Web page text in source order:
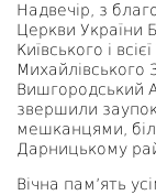
Надвечір, з
Церкви України
Київського і
Михайлівського
Вишгородський
звершили
мешканцями,
Дарницькому
Вічна пам’ять